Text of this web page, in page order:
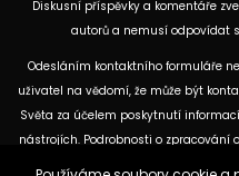
Diskusní příspěvky a komentáře
autorů a nemusí odpovídat
Odesláním kontaktního formuláře
uživatel na vědomí, že může být
Světa za účelem poskytnutí
nástrojích. Podrobnosti o zpracování